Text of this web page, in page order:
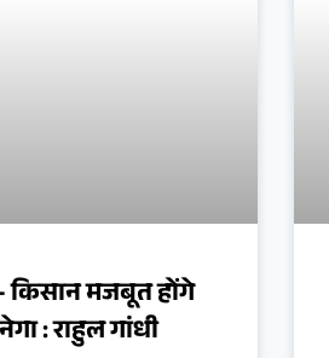
किसान मजबूत होंगे
: राहुल गांधी